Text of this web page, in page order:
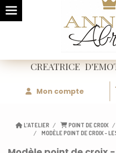
CREATRICE
Mon compte
L'ATELIER POINT DE CROIX
MODÈLE POINT DE CROIX -